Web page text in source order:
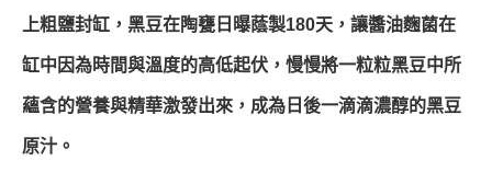
上粗鹽封缸，黑豆在陶甕日曝蔭製180天，讓醬油麴菌在
缸中因為時間與溫度的高低起伏，慢慢將一粒粒黑豆中所
蘊含的營養與精華激發出來，成為日後一滴滴濃醇的黑豆
原汁。